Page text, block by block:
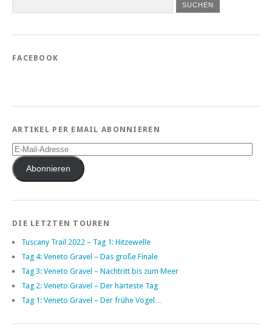
FACEBOOK
ARTIKEL PER EMAIL ABONNIEREN
E-
Mail-
AdresseAbonnieren
DIE LETZTEN TOUREN
Tuscany Trail 2022 – Tag 1: Hitzewelle
Tag 4: Veneto Gravel – Das große Finale
Tag 3: Veneto Gravel – Nachtritt bis zum Meer
Tag 2: Veneto Gravel – Der härteste Tag
Tag 1: Veneto Gravel – Der frühe Vogel…